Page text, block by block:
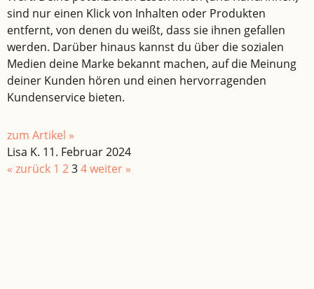
sind nur einen Klick von Inhalten oder Produkten
entfernt, von denen du weißt, dass sie ihnen gefallen
werden. Darüber hinaus kannst du über die sozialen
Medien deine Marke bekannt machen, auf die Meinung
deiner Kunden hören und einen hervorragenden
Kundenservice bieten.
zum Artikel »
Lisa K. 11. Februar 2024
« zurück 1 234weiter »